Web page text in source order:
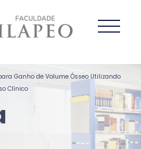
Ganho de Volume Ósseo Utilizando
Clínico